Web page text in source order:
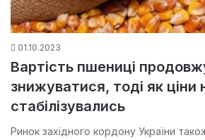
01.10.2023
Вартість пшениці
знижуватися, тоді як ціни
стабілізувались
Ринок західного кордону України